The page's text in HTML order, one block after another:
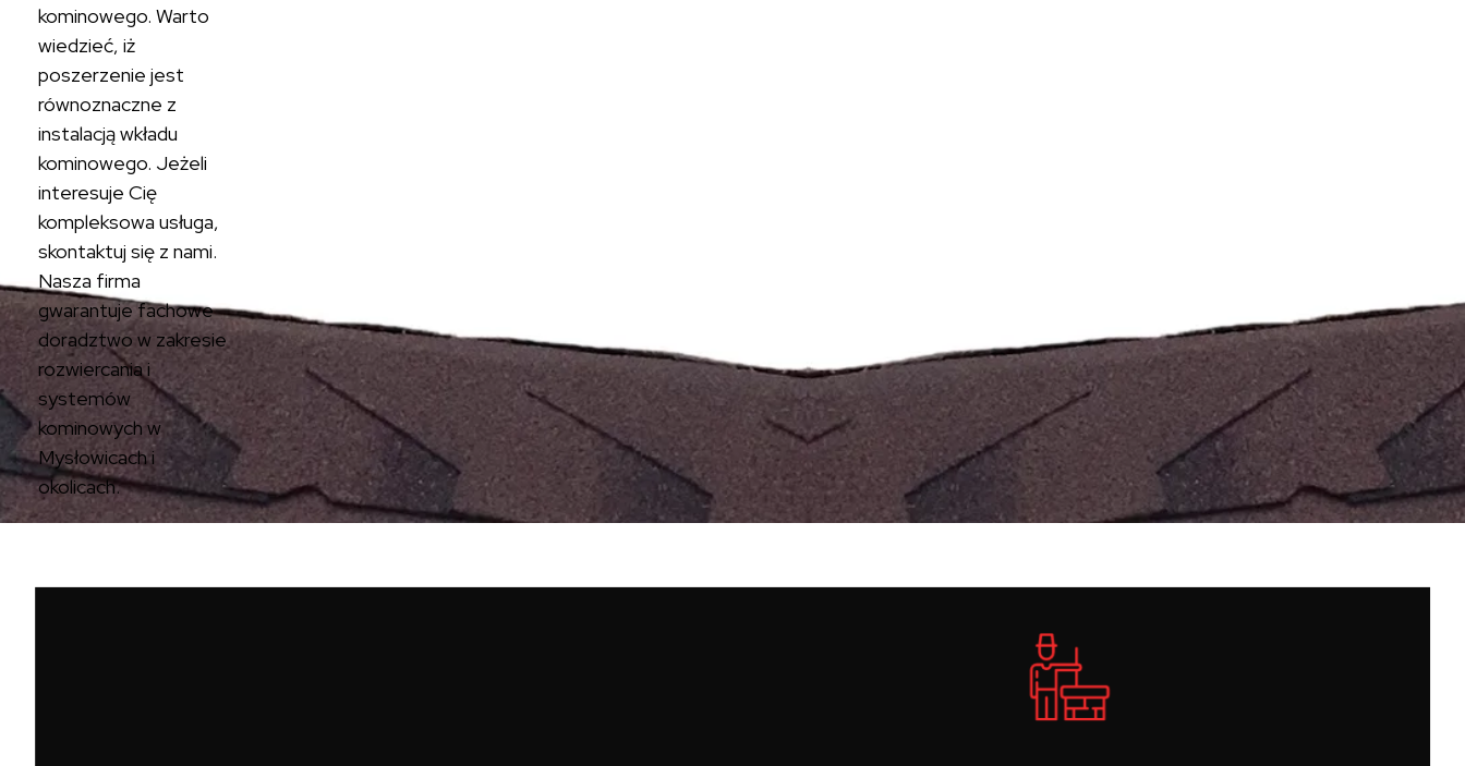
kominowego. Warto
wiedzieć, iż
poszerzenie jest
równoznaczne z
instalacją wkładu
kominowego. Jeżeli
interesuje Cię
kompleksowa usługa,
skontaktuj się z nami.
Nasza firma
gwarantuje fachowe
doradztwo w zakresie
rozwiercania i
systemów
kominowych w
Mysłowicach i
okolicach.